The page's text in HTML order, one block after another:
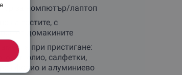
за компютър/лаптоп
на гостите, с
от домакините
при пристигане:
оцет, олио, салфетки,
фолио и алуминиево